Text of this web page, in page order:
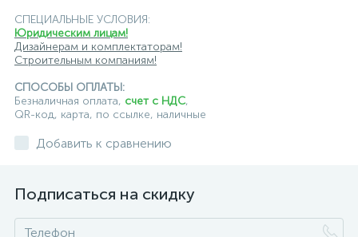
СПЕЦИАЛЬНЫЕ УСЛОВИЯ:
Юридическим лицам!
Дизайнерам и комплектаторам!
Строительным компаниям!
СПОСОБЫ ОПЛАТЫ:
Безналичная оплата, счет с НДС,
QR-код, карта, по ссылке, наличные
Добавить к сравнению
Подписаться на скидку